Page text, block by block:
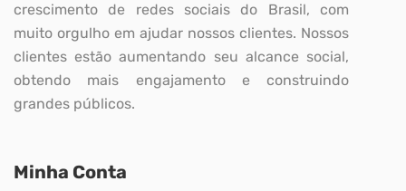
crescimento de redes sociais do Brasil, com
muito orgulho em ajudar nossos clientes. Nossos
clientes estão aumentando seu alcance social,
obtendo mais engajamento e construindo
grandes públicos.
Minha Conta